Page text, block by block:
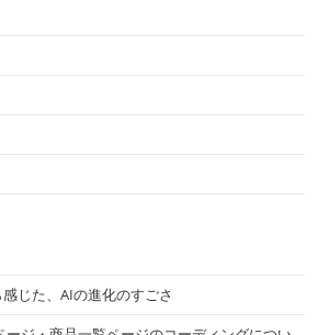
じた、AIの進化のすごさ